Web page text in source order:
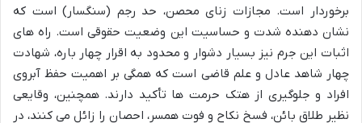
برخوردار است. مجازات زنای محصن، حد رجم (سنگسار) است که
نشان دهنده شدت و حساسیت این وضعیت حقوقی است. راه های
اثبات این جرم نیز بسیار دشوار و محدود به اقرار چهار باره، شهادت
چهار شاهد عادل و علم قاضی است که همگی بر اهمیت حفظ آبروی
افراد و جلوگیری از هتک حرمت ها تأکید دارند. همچنین، وقایعی
نظیر طلاق بائن، فسخ نکاح و فوت همسر، احصان را زائل می کنند، در